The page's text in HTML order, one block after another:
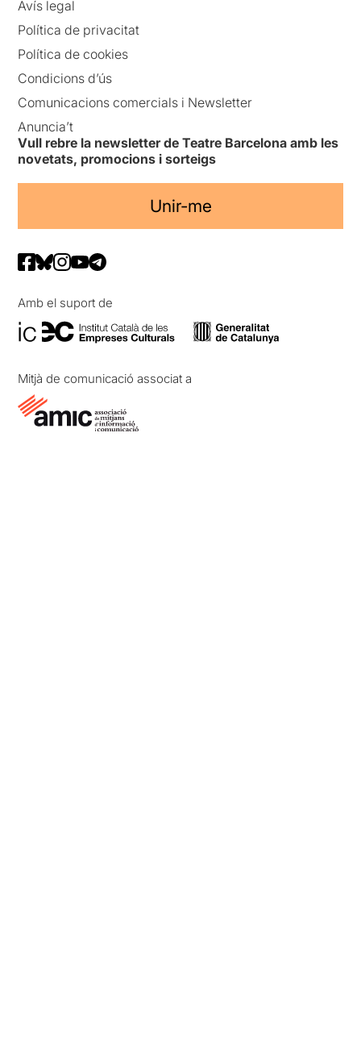
Avís legal
Política de privacitat
Política de cookies
Condicions d’ús
Comunicacions comercials i Newsletter
Anuncia’t
Vull rebre la newsletter de Teatre Barcelona amb les
novetats, promocions i sorteigs
Unir-me
Amb el suport de
Mitjà de comunicació associat a